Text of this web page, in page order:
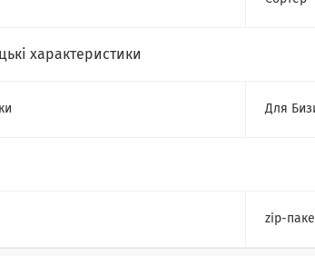
характеристики
Для
zip-